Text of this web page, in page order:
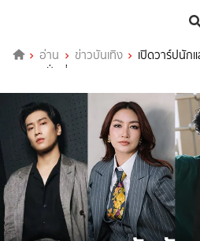
อ่าน ข่าวบันเทิง
เปิดวาร์ปนัก
คอมสุดปั่นที่รวมทุกความฮา